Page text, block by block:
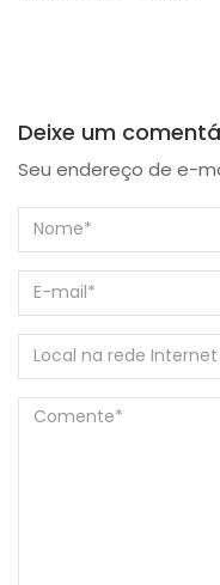
Deixe um
Seu endereço de e-